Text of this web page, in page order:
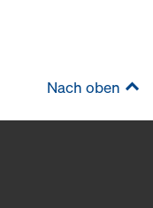
Nach oben